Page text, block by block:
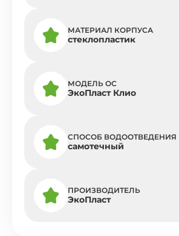
МАТЕРИАЛ КОРПУСА
стеклопластик
МОДЕЛЬ ОС
ЭкоПласт Клио
СПОСОБ ВОДООТВЕДЕНИЯ
самотечный
ПРОИЗВОДИТЕЛЬ
ЭкоПласт